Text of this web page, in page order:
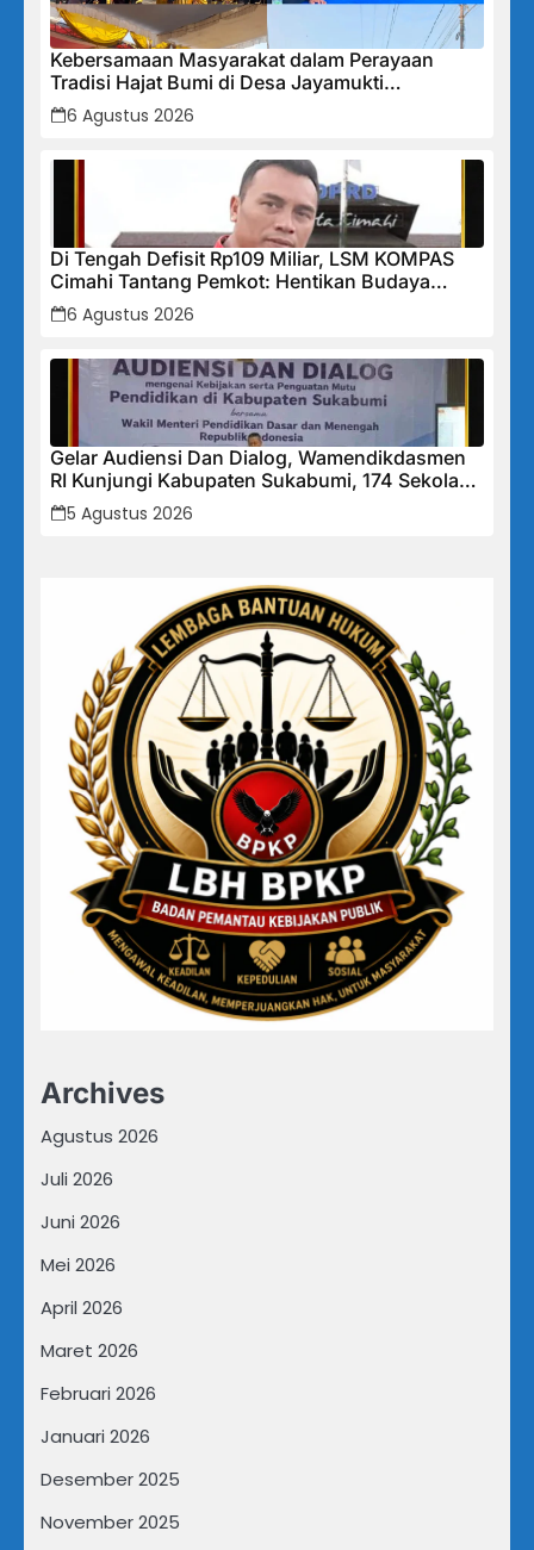
Kebersamaan Masyarakat dalam Perayaan
Tradisi Hajat Bumi di Desa Jayamukti
Kecamatan Banyusari
6 Agustus 2026
Di Tengah Defisit Rp109 Miliar, LSM KOMPAS
Cimahi Tantang Pemkot: Hentikan Budaya
Tutup-Tutupan, Buka Data Keuangan Sekarang!
6 Agustus 2026
Gelar Audiensi Dan Dialog, Wamendikdasmen
RI Kunjungi Kabupaten Sukabumi, 174 Sekolah
Mendapat Bantuan Rehabilitasi
5 Agustus 2026
Archives
Agustus 2026
Juli 2026
Juni 2026
Mei 2026
April 2026
Maret 2026
Februari 2026
Januari 2026
Desember 2025
November 2025